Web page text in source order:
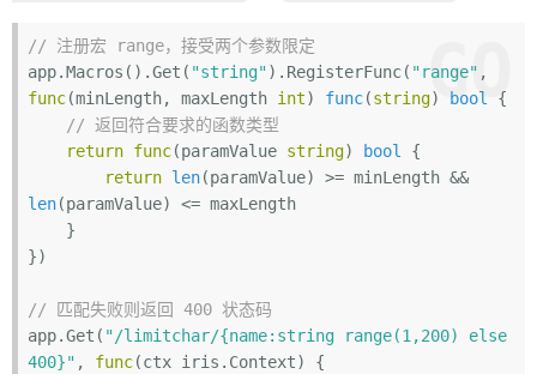
GO
// 注册宏 range，接受两个参数限定
app.Macros().Get( "string").RegisterFunc( "range"
func(minLength, maxLength int) func(string) bool
{
// 返回符合要求的函数类型
return func(paramValue string) bool
{
return len
(paramValue) >= minLength &&
len(paramValue) <= maxLength
})
// 匹配失败则返回 400 状态码
app.Get( "/limitchar/{name:string range(1,200) else
400}" , func(ctx iris.Context)
{